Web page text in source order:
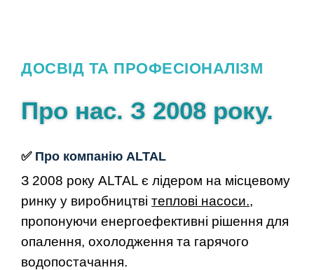
ДОСВІД ТА ПРОФЕСІОНАЛІЗМ
Про нас. З 2008 року.
✅ Про компанію ALTAL
З 2008 року ALTAL є лідером на місцевому
ринку у виробництві теплові насоси.,
пропонуючи енергоефективні рішення для
опалення, охолодження та гарячого
водопостачання.